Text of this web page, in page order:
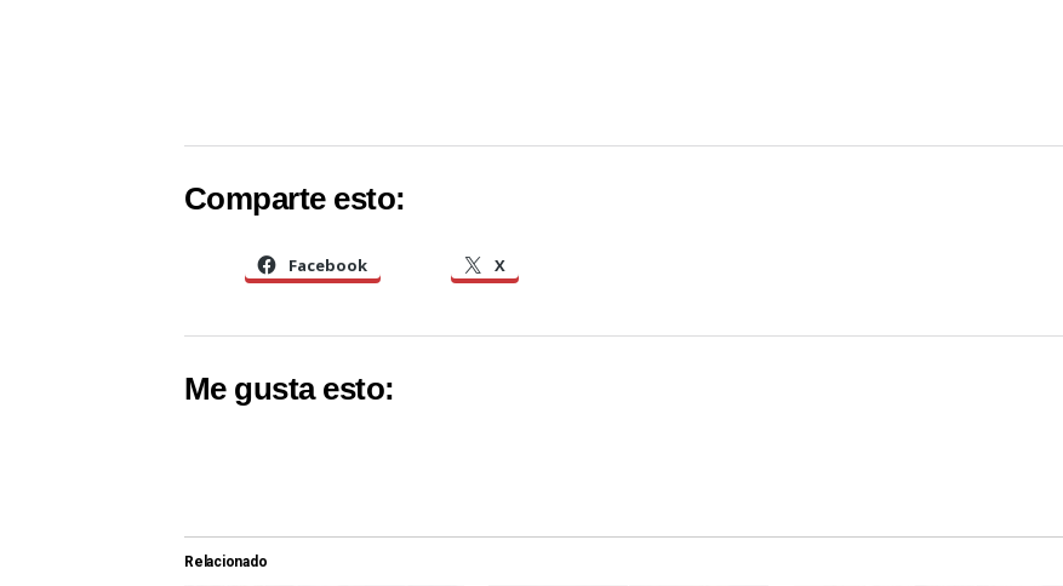
Comparte esto:
Facebook X
Me gusta esto:
Relacionado